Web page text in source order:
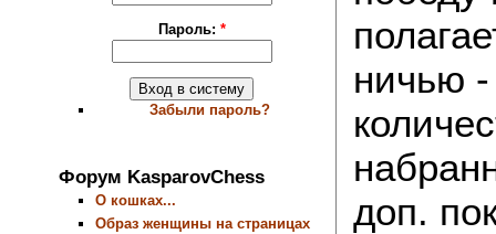
Пароль: *
Забыли пароль?
Форум KasparovChess
О кошках...
Образ женщины на страницах
ничью
доп.